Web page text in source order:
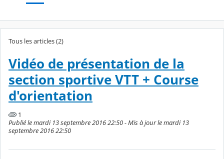
Tous les articles (2)
Vidéo de présentation de la
section sportive VTT + Course
d'orientation
1
Publié le mardi 13 septembre 2016 22:50 - Mis à jour le mardi 13
septembre 2016 22:50